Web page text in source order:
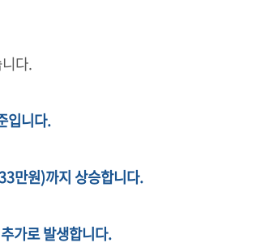
다.
입니다.
만원)까지 상승합니다.
가로 발생합니다.